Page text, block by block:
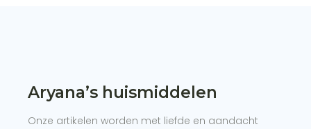
Aryana’s huismiddelen
Onze artikelen worden met liefde en aandacht